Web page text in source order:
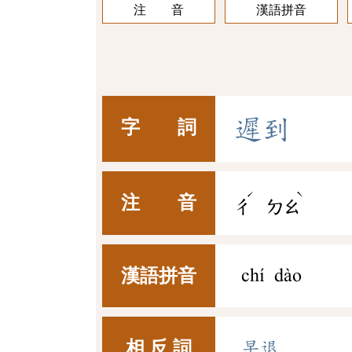
注 音 漢語拼音
字 詞 遲 到
注 音 ㄔ
ˊ
ㄉㄠ
ˋ
漢語拼音 chí dào
早退